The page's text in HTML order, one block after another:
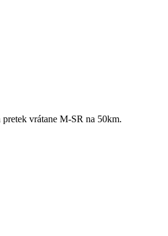
vrátane M-SR na 50km.